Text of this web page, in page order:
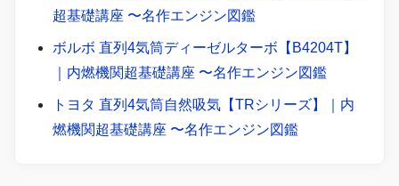
超基礎講座 〜名作エンジン図鑑
ボルボ 直列4気筒ディーゼルターボ【B4204T】
｜内燃機関超基礎講座 〜名作エンジン図鑑
トヨタ 直列4気筒自然吸気【TRシリーズ】｜内
燃機関超基礎講座 〜名作エンジン図鑑